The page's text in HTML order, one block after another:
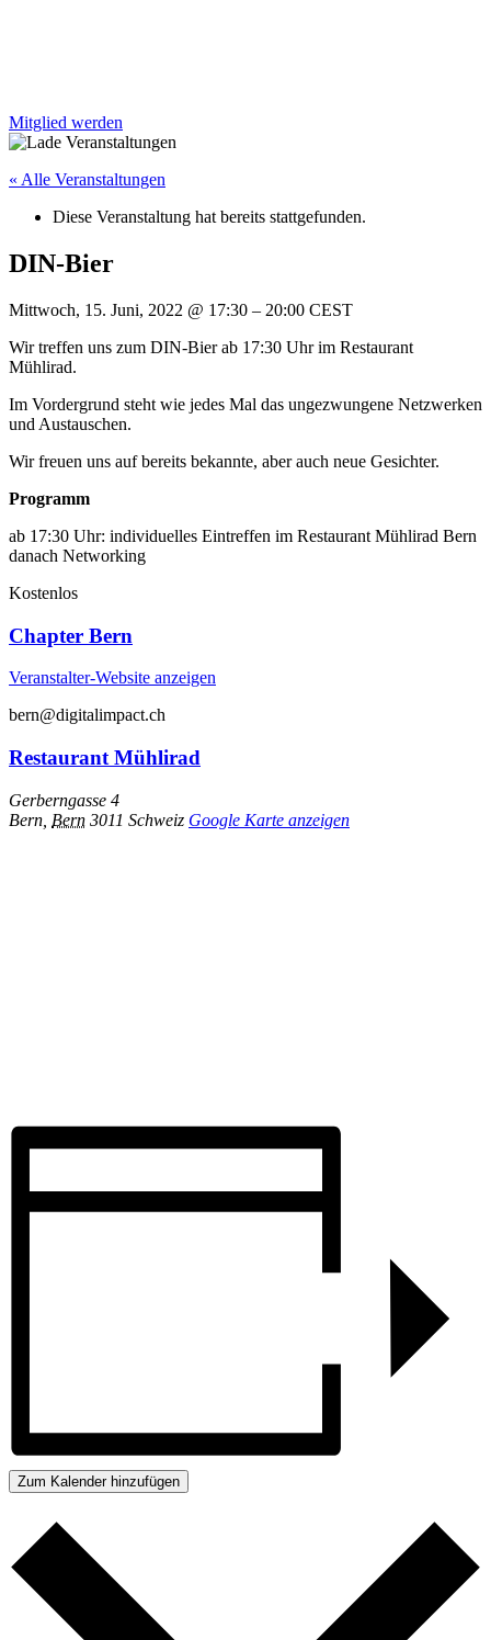
Mitglied werden
« Alle Veranstaltungen
Diese Veranstaltung hat bereits stattgefunden.
DIN-Bier
Mittwoch, 15. Juni, 2022 @ 17:30 – 20:00 CEST
Wir treffen uns zum DIN-Bier ab 17:30 Uhr im Restaurant
Mühlirad.
Im Vordergrund steht wie jedes Mal das ungezwungene Netzwerken
und Austauschen.
Wir freuen uns auf bereits bekannte, aber auch neue Gesichter.
Programm
ab 17:30 Uhr: individuelles Eintreffen im Restaurant Mühlirad Bern
danach Networking
Kostenlos
Chapter Bern
Veranstalter-Website anzeigen
bern@digitalimpact.ch
Restaurant Mühlirad
Gerberngasse 4
Bern Bern 3011 Schweiz Google Karte anzeigen
Zum Kalender hinzufügen